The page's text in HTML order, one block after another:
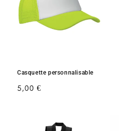
Casquette personnalisable
Prix
5,00 €